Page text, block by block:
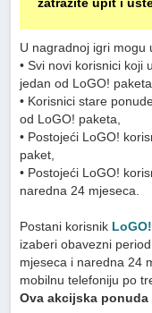
zatražite upit i
U nagradnoj igri mogu
• Svi novi korisnici koji
jedan od LoGO!
• Korisnici stare
od LoGO! paketa,
• Postojeći LoGO!
paket,
• Postojeći LoGO!
naredna 24 mjeseca.
Postani korisnik
izaberi obavezni
mjeseca i naredna 24
mobilnu telefoniju po
Ova akcijska ponuda